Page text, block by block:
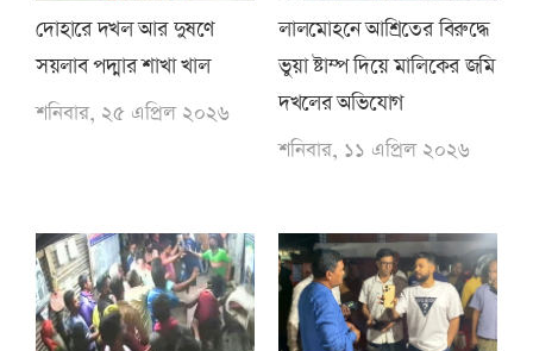
দোহারে দখল আর দুষণে
সয়লাব পদ্মার শাখা খাল
শনিবার, ২৫ এপ্রিল ২০২৬
লালমোহনে আশ্রিতের বিরুদ্ধে
ভুয়া ষ্টাম্প দিয়ে মালিকের জমি
দখলের অভিযোগ
শনিবার, ১১ এপ্রিল ২০২৬